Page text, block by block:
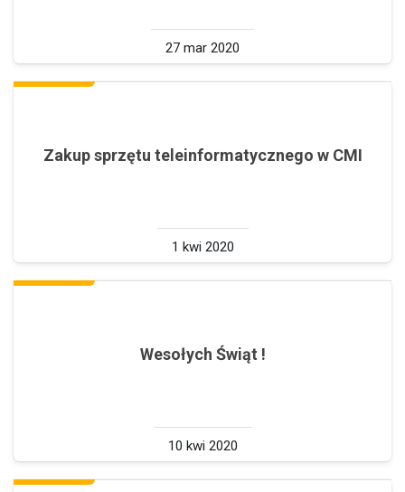
27 mar 2020
Zakup sprzętu teleinformatycznego w CMI
1 kwi 2020
Wesołych Świąt !
10 kwi 2020